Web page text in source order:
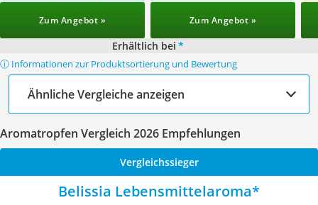
Zum Angebot » Zum Angebot »
Erhältlich bei *
ⓘ Informationen zur Produktsortierung und Bewertung
Ähnliche Vergleiche anzeigen
Aromatropfen Vergleich 2026 Empfehlungen
Vergleichssieger
Belissia Lebensmittelaroma